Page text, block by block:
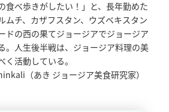
食べ歩きがしたい！」と、長年勤めた
ムチ、カザフスタン、ウズベキスタン
ドの西の果てジョージアでジョージア
。人生後半戦は、ジョージア料理の美
活動している。
（あき ジョージア美食研究家）